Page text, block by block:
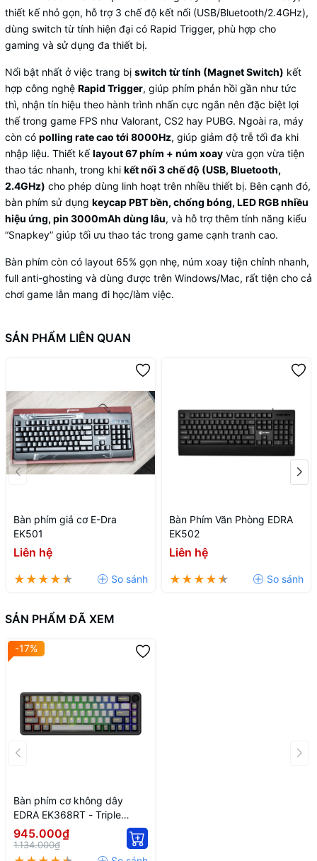
thiết kế nhỏ gọn, hỗ trợ 3 chế độ kết nối (USB/Bluetooth/2.4GHz),
dùng switch từ tính hiện đại có Rapid Trigger, phù hợp cho
gaming và sử dụng đa thiết bị.
Nổi bật nhất ở việc trang bị switch từ tính (Magnet Switch) kết
hợp công nghệ Rapid Trigger, giúp phím phản hồi gần như tức
thì, nhận tín hiệu theo hành trình nhấn cực ngắn nên đặc biệt lợi
thế trong game FPS như Valorant, CS2 hay PUBG. Ngoài ra, máy
còn có polling rate cao tới 8000Hz, giúp giảm độ trễ tối đa khi
nhập liệu. Thiết kếlayout 67 phím + núm xoay vừa gọn vừa tiện
thao tác nhanh, trong khi kết nối 3 chế độ (USB, Bluetooth,
2.4GHz) cho phép dùng linh hoạt trên nhiều thiết bị. Bên cạnh đó,
bàn phím sử dụng keycap PBT bền, chống bóng, LED RGB nhiều
hiệu ứng, pin 3000mAh dùng lâu, và hỗ trợ thêm tính năng kiểu
“Snapkey” giúp tối ưu thao tác trong game cạnh tranh cao.
Bàn phím còn có layout 65% gọn nhẹ, núm xoay tiện chỉnh nhanh,
full anti-ghosting và dùng được trên Windows/Mac, rất tiện cho cả
chơi game lẫn mang đi học/làm việc.
SẢN PHẨM LIÊN QUAN
Bàn phím giả cơ E-Dra
EK501
Liên hệ
Bàn Phím Văn Phòng EDRA
EK502
Liên hệ
SẢN PHẨM ĐÃ XEM
-17%
Bàn phím cơ không dây
EDRA EK368RT - Triple
Mode
945.000₫
1.134.000₫